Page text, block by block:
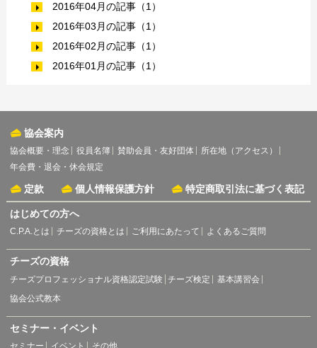
2016年04月の記事（1）
2016年03月の記事（1）
2016年02月の記事（1）
2016年01月の記事（1）
協会案内
協会概要・理念 役員名簿 賛助会員・友好団体
所在地（アクセス）
年会費・退会・休会規定
定款 個人情報保護方針 特定商取引法に基づく表記
はじめての方へ
C.P.A.とは チーズの資格とは ご利用にあたって よくあるご質問
チーズの資格
チーズプロフェッショナル資格認定試験 チーズ検定
基本講習会
協会公式教本
セミナー・イベント